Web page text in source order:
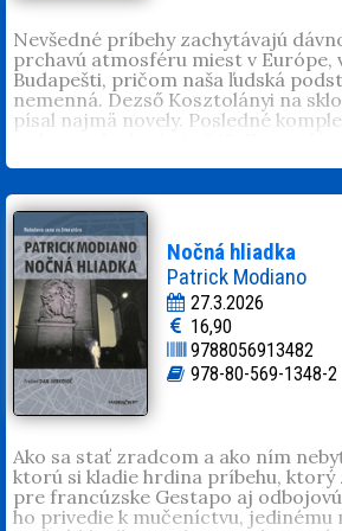
inokedy sa cíti ako melódia piesne,
keď sa zabudnú slová.
Nevšedné príbehy zachytávajú
prchavú atmosféru miest v Európe,
Budapešti, pričom naša ľudská
nemenná. Dezső Kosztolányi na
písal najmä novely. Posledné
názvomVečerné romance.
slovenského výberu pod názvom
urýchlila vedecká monografia
Mihálya Szegedy-Maszáka.
Dezső Kosztolányi(1885,
Budapešť), básnik, prozaik, esejista,
prekladateľ, dominantná postava
literatúry prvej tretiny 20. storočia.
rodového mena rodáka zo Subotice
predkovia sa presídlili z Hornej
Dolnú zem (Vojvodinu) bývalého
vzdelania nadobudol v rodičovskom
gymnáziu v Subotici. Zapísal sa na
budapeštianskej a viedenskej
noviny a písanie. Štúdiá nedokončil,
estetických a filozofických smeroch
Nočná hliadka
Patrick Modiano
27.3.2026
16,90
9788056913482
978-80-569-1348-2
Ako sa stať zradcom a ako ním
ktorú si kladie hrdina príbehu,
pre francúzske Gestapo aj
ho privedie k mučeníctvu, jedinému